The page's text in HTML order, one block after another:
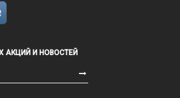
АКЦИЙ И НОВОСТЕЙ